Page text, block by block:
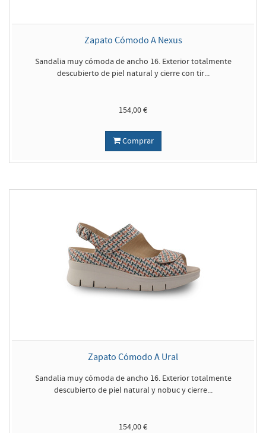
Zapato Cómodo A Nexus
Sandalia muy cómoda de ancho 16. Exterior totalmente
descubierto de piel natural y cierre con tir...
154,00 €
Comprar
Zapato Cómodo A Ural
Sandalia muy cómoda de ancho 16. Exterior totalmente
descubierto de piel natural y nobuc y cierre...
154,00 €